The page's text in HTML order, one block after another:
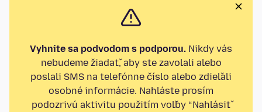
Vyhnite sa podvodom s podporou. Nikdy vás
nebudeme žiadať, aby ste zavolali alebo
poslali SMS na telefónne číslo alebo zdieľali
osobné informácie. Nahláste prosím
podozrivú aktivitu použitím voľby “Nahlásiť